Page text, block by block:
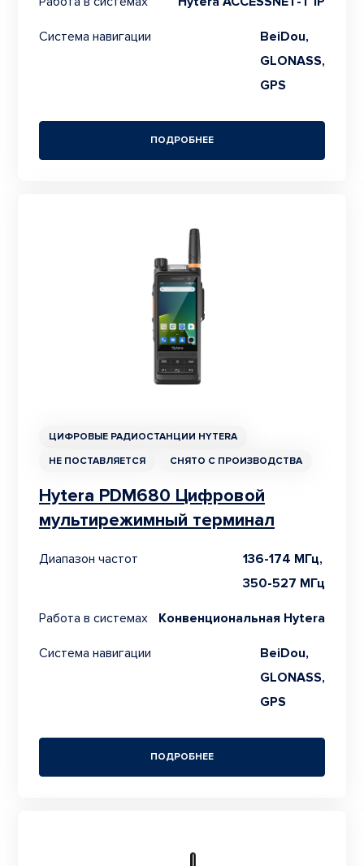
Система навигации
BeiDou,
GLONASS,
GPS
ПОДРОБНЕЕ
ЦИФРОВЫЕ РАДИОСТАНЦИИ HYTERA
НЕ ПОСТАВЛЯЕТСЯ
СНЯТО С ПРОИЗВОДСТВА
Hytera PDM680 Цифровой
мультирежимный терминал
Диапазон частот
136-174 МГц,
350-527 МГц
Работа в системах Конвенциональная Hytera
Система навигации
BeiDou,
GLONASS,
GPS
ПОДРОБНЕЕ